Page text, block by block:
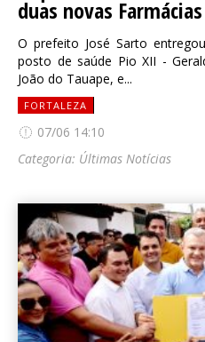
duas novas
O prefeito José Sarto
posto de saúde Pio XII -
João do Tauape, e...
FORTALEZA
07/06 14:10
Categoria: Últimas Notícias